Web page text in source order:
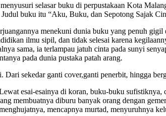
selasar buku di perpustakaan Kota
buku itu “Aku, Buku, dan Sepotong Sajak
menekuni dunia buku yang penuh
ilmu sipil, dan tidak selesai karena
sama, ia terlampau jatuh cinta pada sunyi
pada dunia pustaka patah arang.
Dari sekedar ganti cover,ganti penerbit, hingga
esai-esainya di koran, buku-buku
membuatnya diburu banyak orang dengan
mencapnya murtad, menyuruhnya